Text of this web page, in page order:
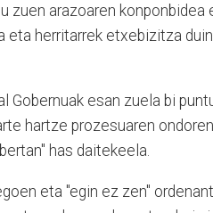
zuen arazoaren
eta herritarrek etxebizitza
Gobernuak esan zuela bi
hartze prozesuaren
has daitekeela.
eta "egin ez zen"